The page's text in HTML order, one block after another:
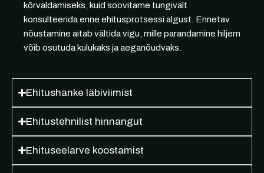
kõrvaldamiseks, kuid soovitame tungivalt
konsulteerida enne ehitusprotsessi algust. Ennetav
nõustamine aitab vältida vigu, mille parandamine hiljem
võib osutuda kulukaks ja aeganõudvaks.
Ehitushanke läbiviimist
Ehitustehnilist hinnangut
Ehituseelarve koostamist